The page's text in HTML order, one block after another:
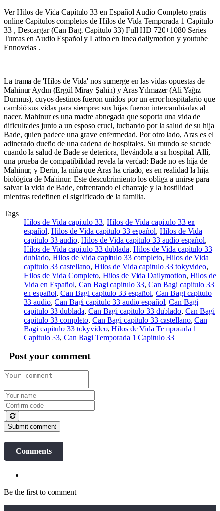
Ver Hilos de Vida Capítulo 33 en Español Audio Completo gratis
online Capitulos completos de Hilos de Vida Temporada 1 Capitulo
33 , Descargar (Can Bagi Capitulo 33) Full HD 720+1080 Series
Turcas en Audio Español y Latino en línea dailymotion y youtube
Ennovelas .
La trama de 'Hilos de Vida' nos sumerge en las vidas opuestas de
Mahinur Aydın (Ergül Miray Şahin) y Aras Yılmazer (Ali Yağız
Durmuş), cuyos destinos fueron unidos por un error hospitalario que
cambió sus vidas para siempre: sus hijas fueron intercambiadas al
nacer. Mahinur es una madre abnegada que soporta una vida de
dificultades junto a un esposo cruel, luchando por la salud de su hija
Bade, quien padece una grave enfermedad. Por otro lado, Aras es el
adinerado dueño de una cadena de hospitales. Su mundo se sacude
cuando la salud de Bade se deteriora, llevándola a su hospital. Allí,
una prueba de compatibilidad revela la verdad: Bade no es hija de
Mahinur, y Derin, la niña que Aras ha criado, es en realidad la hija
biológica de Mahinur. Este descubrimiento los obliga a unirse para
salvar la vida de Bade, enfrentando el chantaje y la hostilidad
mientras redefinen el significado de la familia.
Tags
Hilos de Vida capitulo 33, Hilos de Vida capitulo 33 en
español, Hilos de Vida capitulo 33 español, Hilos de Vida
capitulo 33 audio, Hilos de Vida capitulo 33 audio español,
Hilos de Vida capitulo 33 dublada, Hilos de Vida capitulo 33
dublado, Hilos de Vida capitulo 33 completo, Hilos de Vida
capitulo 33 castellano, Hilos de Vida capitulo 33 tokyvideo,
Hilos de Vida Completo, Hilos de Vida Dailymotion, Hilos de
Vida en Español, Can Bagi capitulo 33, Can Bagi capitulo 33
en español, Can Bagi capitulo 33 español, Can Bagi capitulo
33 audio, Can Bagi capitulo 33 audio español, Can Bagi
capitulo 33 dublada, Can Bagi capitulo 33 dublado, Can Bagi
capitulo 33 completo, Can Bagi capitulo 33 castellano, Can
Bagi capitulo 33 tokyvideo, Hilos de Vida Temporada 1
Capitulo 33, Can Bagi Temporada 1 Capitulo 33
Post your comment
Submit comment
Comments
Be the first to comment